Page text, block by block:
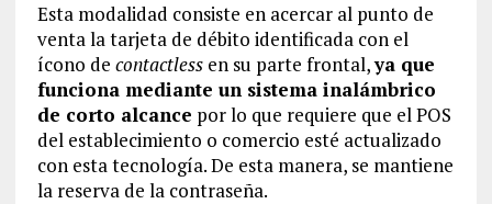
Esta modalidad consiste en acercar al punto de
venta la tarjeta de débito identificada con el
ícono de contactlessen su parte frontal,ya que
funciona mediante un sistema inalámbrico
de corto alcance por lo que requiere que el POS
del establecimiento o comercio esté actualizado
con esta tecnología. De esta manera, se mantiene
la reserva de la contraseña.